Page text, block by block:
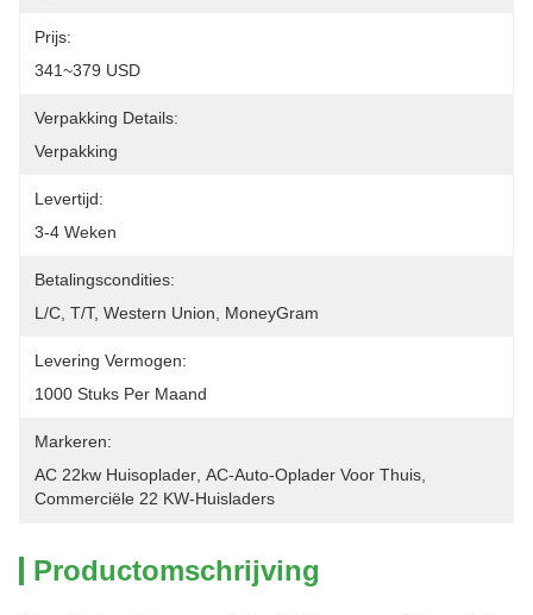
Prijs:
341~379 USD
Verpakking Details:
Verpakking
Levertijd:
3-4 Weken
Betalingscondities:
L/C, T/T, Western Union, MoneyGram
Levering Vermogen:
1000 Stuks Per Maand
Markeren:
AC 22kw Huisoplader AC-Auto-Oplader Voor Thuis
Commerciële 22 KW-Huisladers
Productomschrijving